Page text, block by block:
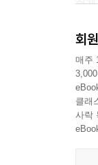
쉽게
흐
등
상
여
숙
회
매주
클래
사락